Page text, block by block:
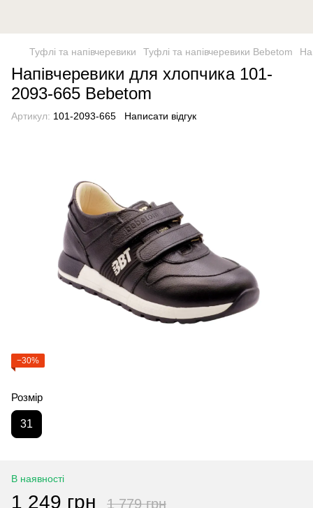
Туфлі та напівчеревики Туфлі та напівчеревики Bebetom
Напівчеревики для хлопчика 101-
2093-665 Bebetom
Артикул: 101-2093-665 Написати відгук
−30%
Розмір
31
В наявності
1 249 грн 1 779 грн